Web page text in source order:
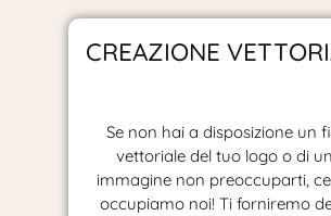
CREAZIONE
Se non hai a disposizione un
vettoriale del tuo logo o di un
immagine non preoccuparti,
occupiamo noi! Ti forniremo